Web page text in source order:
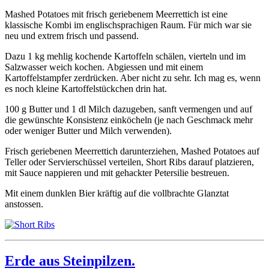
Mashed Potatoes mit frisch geriebenem Meerrettich ist eine
klassische Kombi im englischsprachigen Raum. Für mich war sie
neu und extrem frisch und passend.
Dazu 1 kg mehlig kochende Kartoffeln schälen, vierteln und im
Salzwasser weich kochen. Abgiessen und mit einem
Kartoffelstampfer zerdrücken. Aber nicht zu sehr. Ich mag es, wenn
es noch kleine Kartoffelstückchen drin hat.
100 g Butter und 1 dl Milch dazugeben, sanft vermengen und auf
die gewünschte Konsistenz einköcheln (je nach Geschmack mehr
oder weniger Butter und Milch verwenden).
Frisch geriebenen Meerrettich darunterziehen, Mashed Potatoes auf
Teller oder Servierschüssel verteilen, Short Ribs darauf platzieren,
mit Sauce nappieren und mit gehackter Petersilie bestreuen.
Mit einem dunklen Bier kräftig auf die vollbrachte Glanztat
anstossen.
Erde aus Steinpilzen.